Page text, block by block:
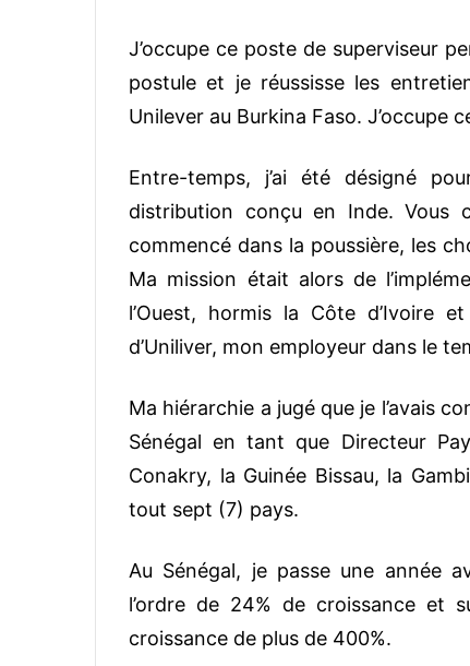
J’occupe ce poste de superviseur
postule et je réussisse les
Unilever au Burkina Faso. J’occupe
Entre-temps, j’ai été désigné
distribution conçu en Inde. Vous
commencé dans la poussière, les
Ma mission était alors de
l’Ouest, hormis la Côte d’Ivoire
d’Uniliver, mon employeur dans le
Ma hiérarchie a jugé que je l’avais
Sénégal en tant que Directeur
Conakry, la Guinée Bissau, la
tout sept (7) pays.
Au Sénégal, je passe une année
l’ordre de 24% de croissance et
croissance de plus de 400%.